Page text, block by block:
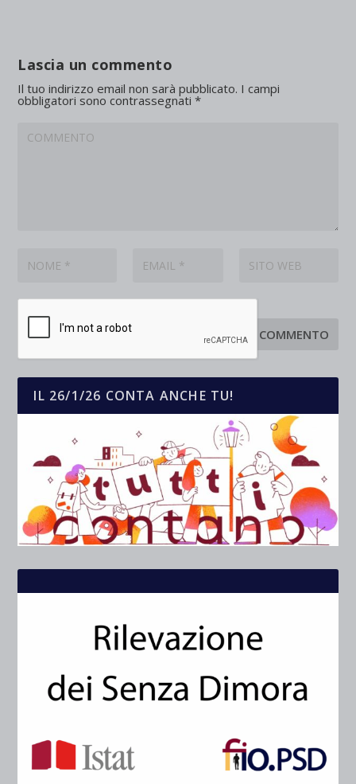
Lascia un commento
Il tuo indirizzo email non sarà pubblicato. I campi
obbligatori sono contrassegnati*
IL 26/1/26 CONTA ANCHE TU!